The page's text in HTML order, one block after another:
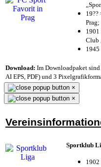
19??
Prag;
1901
Club
1945
Download: Im Downloadpaket
AI EPS, PDF) und 3
×
×
Sportklub
1902